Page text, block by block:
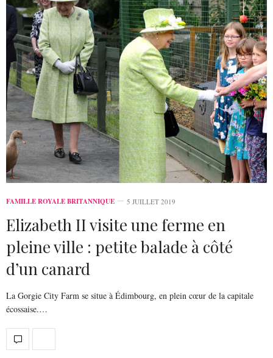
FAMILLE ROYALE BRITANNIQUE 5 JUILLET 2019
Elizabeth II visite une ferme en
pleine ville : petite balade à côté
d’un canard
La Gorgie City Farm se situe à Édimbourg, en plein cœur de la capitale
écossaise.…